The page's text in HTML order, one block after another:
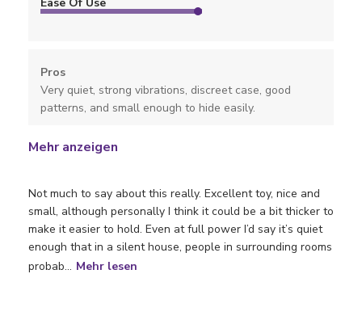
Not much to say about this really. Excellent toy, nice and
small, although personally I think it could be a bit thicker to
make it easier to hold. Even at full power I’d say it’s quiet
enough that in a silent house, people in surrounding rooms
probab... Mehr lesen
Pros
Very quiet, strong vibrations, discreet case, good
patterns, and small enough to hide easily.
Mehr anzeigen